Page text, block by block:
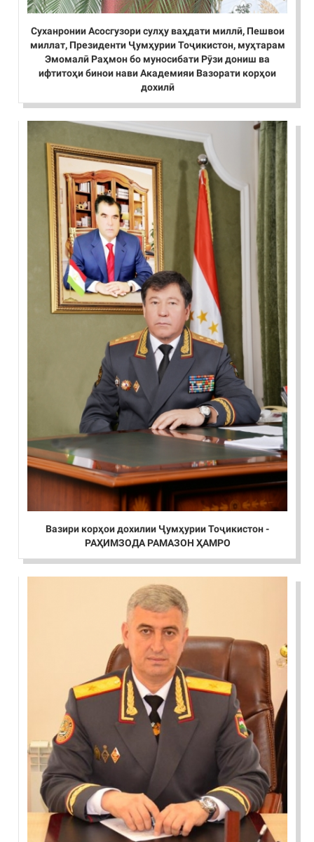
Суханронии Асосгузори сулҳу ваҳдати миллӣ, Пешвои
миллат, Президенти Ҷумҳурии Тоҷикистон, муҳтарам
Эмомалӣ Раҳмон бо муносибати Рӯзи дониш ва
ифтитоҳи бинои нави Академияи Вазорати корҳои
дохилӣ
Вазири корҳои дохилии Ҷумҳурии Тоҷикистон -
РАҲИМЗОДА РАМАЗОН ҲАМРО